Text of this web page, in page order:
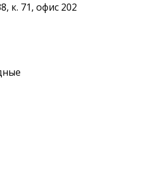
к. 71, офис 202